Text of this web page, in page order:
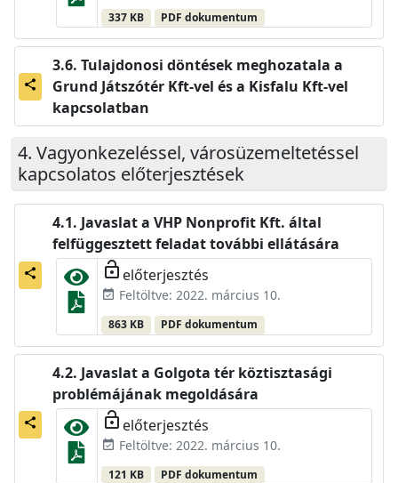
337 KB PDF dokumentum
share
Tulajdonosi döntések meghozatala a
Grund Játszótér Kft-vel és a Kisfalu Kft-vel
kapcsolatban
Vagyonkezeléssel, városüzemeltetéssel
kapcsolatos előterjesztések
share
Javaslat a VHP Nonprofit Kft. által
felfüggesztett feladat további ellátására
lock_open előterjesztés
event_available Feltöltve: 2022. március 10.
863 KB PDF dokumentum
share
Javaslat a Golgota tér köztisztasági
problémájának megoldására
lock_open előterjesztés
event_available Feltöltve: 2022. március 10.
121 KB PDF dokumentum